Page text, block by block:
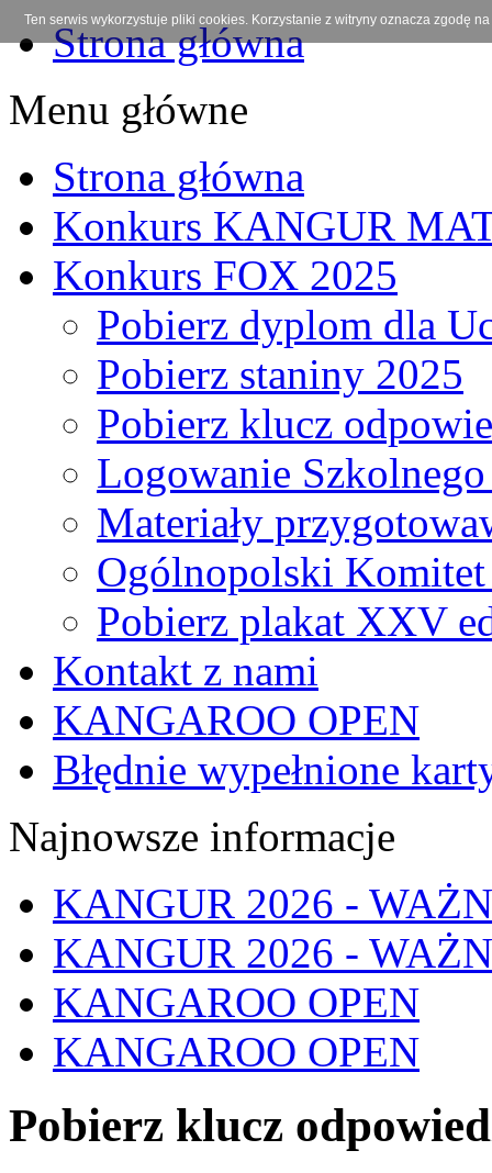
Strona główna
Menu główne
Strona główna
Konkurs KANGUR
Konkurs FOX 2025
Pobierz dyplom dla
Pobierz staniny 2025
Pobierz klucz
Logowanie
Materiały
Ogólnopolski
Pobierz plakat XXV
Kontakt z nami
KANGAROO OPEN
Błędnie wypełnione
Najnowsze informacje
KANGUR 2026 -
KANGUR 2026 -
KANGAROO OPEN
KANGAROO OPEN
Pobierz klucz
Ten serwis wykorzystuje pliki cookies. Korzystanie z witryny oznacza zgodę